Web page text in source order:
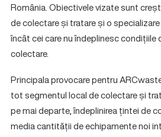
România. Obiectivele vizate sunt
de colectare și tratare și o
încât cei care nu îndeplinesc condițiile
colectare.
Principala provocare pentru
tot segmentul local de colectare și
pe mai departe, îndeplinirea țintei de
media cantității de echipamente noi